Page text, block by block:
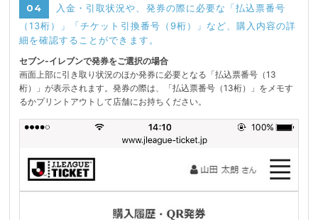
04
入金・引取状況や、発券の際に必要な「払込票番号
（13桁）」「チケット引換番号（9桁）」など、購入内容の詳
細を確認することができます。
セブン-イレブンで発券をご選択の場合
画面上部に引き取り状況のほか発券に必要となる「払込票番号（13
桁）」が表示されます。発券の際は、「払込票番号（13桁）」をメモす
るかプリントアウトして店舗にお持ちください。